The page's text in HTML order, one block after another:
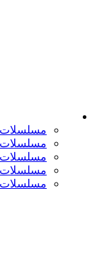
مسلسلات
مسلسلات
مسلسلات
مسلسلات